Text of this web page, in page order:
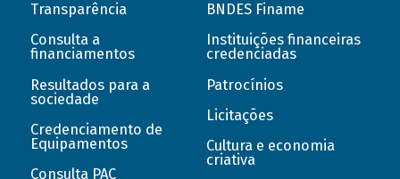
Transparência
Consulta a
financiamentos
Resultados para a
sociedade
Credenciamento de
Equipamentos
Consulta PAC
BNDES Finame
Instituições financeiras
credenciadas
Patrocínios
Licitações
Cultura e economia
criativa